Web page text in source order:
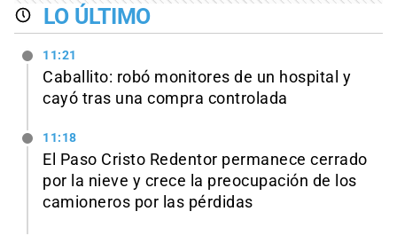
LO ÚLTIMO
11:21
Caballito: robó monitores de un hospital y
cayó tras una compra controlada
11:18
El Paso Cristo Redentor permanece cerrado
por la nieve y crece la preocupación de los
camioneros por las pérdidas